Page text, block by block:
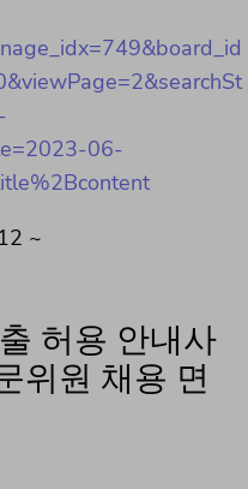
06-
~
허용 안내사
위원 채용 면